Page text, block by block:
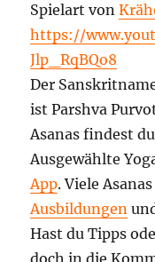
Spielart von
https://
Jlp_RqBQo8
Der
ist Parshva
Asanas findest
Ausgewählte
App. Viele
Ausbildungen
Hast du Tipps